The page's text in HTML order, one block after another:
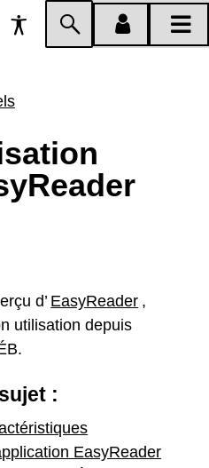
Préférences
d'accessibilité
Passer
menu
menu
d’ EasyReader ,
utilisation depuis
:
EasyReader